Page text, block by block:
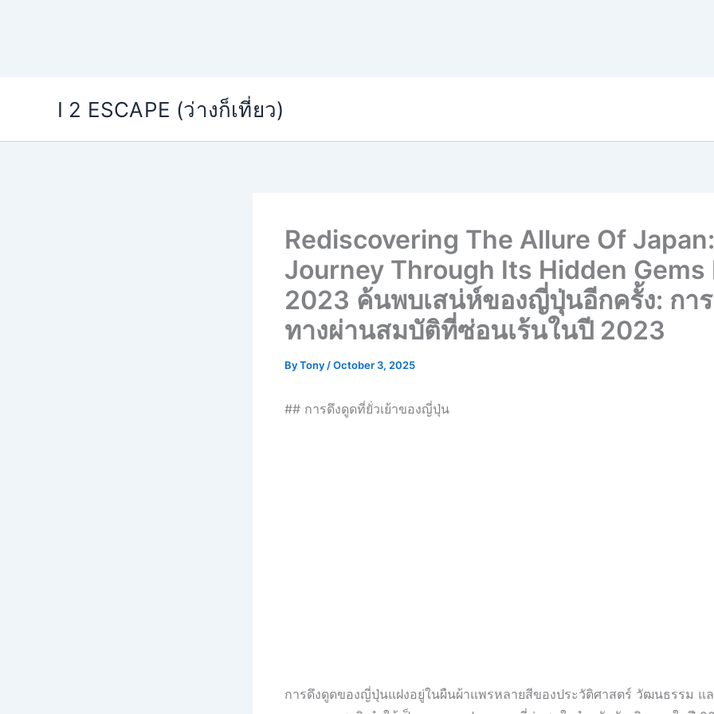
I 2 ESCAPE (ว่างก็เที่ยว)
Rediscovering The Allure Of
Journey Through Its Hidden Gems
2023 ค้นพบเสน่ห์ของญี่ปุ่นอีกครั้ง: กา
ทางผ่านสมบัติที่ซ่อนเร้นในปี 2023
ByTony /October 3, 2025
## การดึงดูดที่ยั่วเย้าของญี่ปุ่น
การดึงดูดของญี่ปุ่นแฝงอยู่ในผืนผ้าแพรหลายสีของประวัติศาสตร์ วัฒนธรรม แ